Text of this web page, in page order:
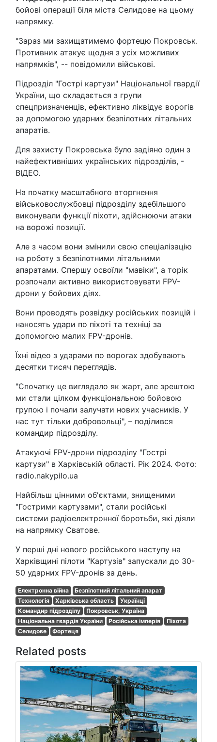
бойові операції біля міста Селидове на цьому
напрямку.
"Зараз ми захищатимемо фортецю Покровськ.
Противник атакує щодня з усіх можливих
напрямків", -- повідомили військові.
Підрозділ "Гострі картузи" Національної гвардії
України, що складається з групи
спецпризначенців, ефективно ліквідує ворогів
за допомогою ударних безпілотних літальних
апаратів.
Для захисту Покровська було задіяно один з
найефективніших українських підрозділів, -
ВІДЕО.
На початку масштабного вторгнення
військовослужбовці підрозділу здебільшого
виконували функції піхоти, здійснюючи атаки
на ворожі позиції.
Але з часом вони змінили свою спеціалізацію
на роботу з безпілотними літальними
апаратами. Спершу освоїли "мавіки", а торік
розпочали активно використовувати FPV-
дрони у бойових діях.
Вони проводять розвідку російських позицій і
наносять удари по піхоті та техніці за
допомогою малих FPV-дронів.
Їхні відео з ударами по ворогах здобувають
десятки тисяч переглядів.
"Спочатку це виглядало як жарт, але зрештою
ми стали цілком функціональною бойовою
групою і почали залучати нових учасників. У
нас тут тільки добровольці", – поділився
командир підрозділу.
Атакуючі FPV-дрони підрозділу "Гострі
картузи" в Харківській області. Рік 2024. Фото:
radio.nakypilo.ua
Найбільш цінними об'єктами, знищеними
"Гострими картузами", стали російські
системи радіоелектронної боротьби, які діяли
на напрямку Сватове.
У перші дні нового російського наступу на
Харківщині пілоти "Картузів" запускали до 30-
50 ударних FPV-дронів за день.
Електронна війна
Безпілотний літальний апарат
Технологія
Харківська область
Українці
Командир підрозділу
Покровськ, Україна
Національна гвардія України
Російська імперія
Піхота
Селидове
Фортеця
Related posts